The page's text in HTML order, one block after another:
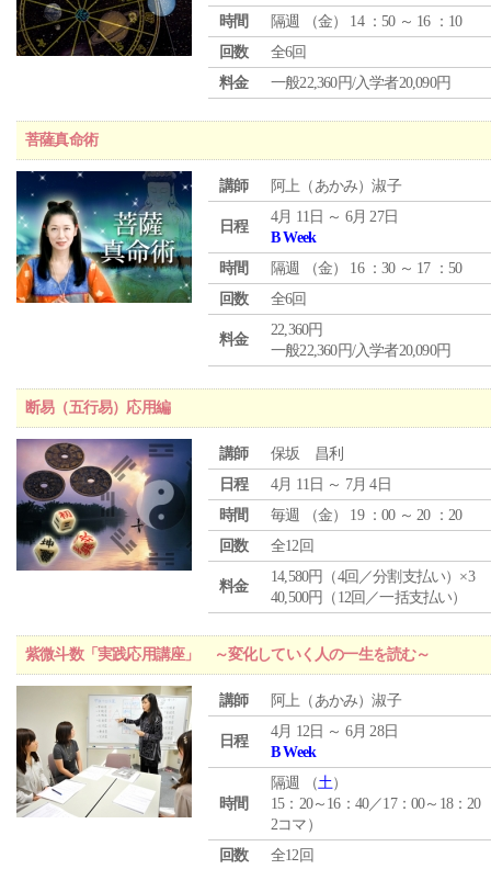
時間
隔週 （金） 14 ：50 ～ 16 ：10
回数
全6回
料金
一般22,360円/入学者20,090円
菩薩真命術
講師 阿上（あかみ）淑子
日程
4月 11日 ～ 6月 27日
B Week
時間
隔週 （金） 16 ：30 ～ 17 ：50
回数
全6回
料金
22,360円
一般22,360円/入学者20,090円
断易（五行易）応用編
講師
保坂 昌利
日程
4月 11日 ～ 7月 4日
時間
毎週 （金） 19 ：00 ～ 20 ：20
回数
全12回
料金
14,580円（4回／分割支払い）×3
40,500円（12回／一括支払い）
紫微斗数「実践応用講座」 ～変化していく人の一生を読む～
講師 阿上（あかみ）淑子
日程
4月 12日 ～ 6月 28日
B Week
時間
隔週 （土）
15：20～16：40／17：00～18：20
2コマ）
回数
全12回